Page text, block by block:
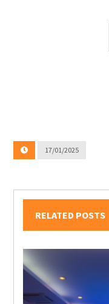
17/01/2025
RELATED POSTS